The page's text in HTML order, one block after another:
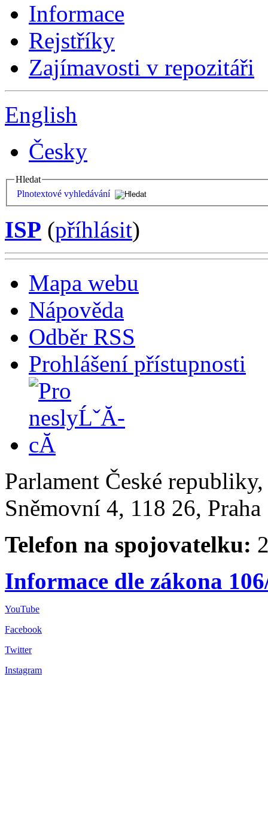
Informace
Rejstříky
Zajímavosti v repozitáři
English
Česky
Hledat
Plnotextové vyhledávání
ISP (příhlásit)
Mapa webu
Nápověda
Odběr RSS
Prohlášení přístupnosti
Parlament České
Sněmovní 4, 118 26,
Telefon na spojovatelku:
Informace dle zákona
YouTube
Facebook
Twitter
Instagram